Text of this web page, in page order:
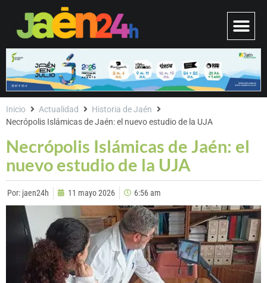
Necrópolis Islámicas de Jaén: el
nuevo estudio de la UJA
Inicio Actualidad
Historia de Jaén
Necrópolis Islámicas de Jaén: el nuevo estudio de la UJA
Por: jaen24h 11 mayo 2026 6:56 am